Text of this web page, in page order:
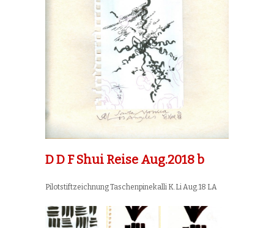
D D F Shui Reise Aug.2018 b
Pilotstiftzeichnung Taschenpinekalli K.Li Aug.18 LA